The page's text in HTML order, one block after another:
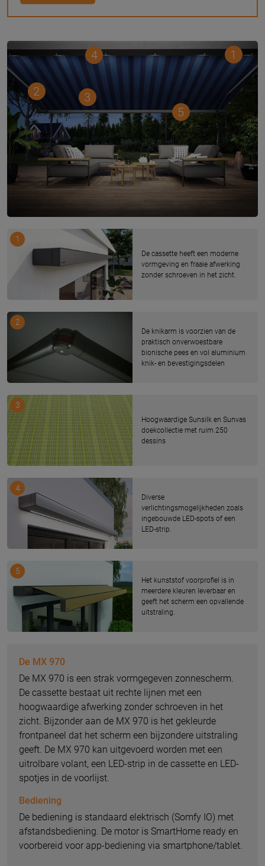
1
2 3
4
5
De cassette heeft een moderne
vormgeving en fraaie afwerking
zonder schroeven in het zicht.
1
De knikarm is voorzien van de
praktisch onverwoestbare
bionische pees en vol aluminium
knik- en bevestigingsdelen
2
Hoogwaardige Sunsilk en Sunvas
doekcollectie met ruim 250
dessins
3
Diverse
verlichtingsmogelijkheden zoals
ingebouwde LED-spots of een
LED-strip.
4
Het kunststof voorprofiel is in
meerdere kleuren leverbaar en
geeft het scherm een opvallende
uitstraling.
5
De MX 970
De MX 970 is een strak vormgegeven zonnescherm.
De cassette bestaat uit rechte lijnen met een
hoogwaardige afwerking zonder schroeven in het
zicht. Bijzonder aan de MX 970 is het gekleurde
frontpaneel dat het scherm een bijzondere uitstraling
geeft. De MX 970 kan uitgevoerd worden met een
uitrolbare volant, een LED-strip in de cassette en LED-
spotjes in de voorlijst.
Bediening
De bediening is standaard elektrisch (Somfy IO) met
afstandsbediening. De motor is SmartHome ready en
voorbereid voor app-bediening via smartphone/tablet.